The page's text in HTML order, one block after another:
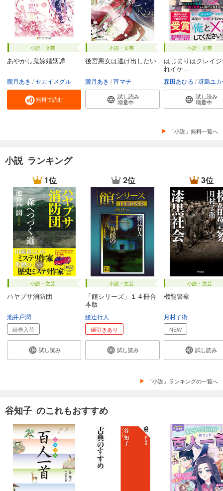
小説・文芸
あやかし鬼嫁婚姻譚
朧月あき セカイメグル
無料で読む
小説・文芸
後宮悪女は逃げ出したい
朧月あき 宵マチ
試し読み
増量中
小説・文芸
はじまりはクレイ
れイケ...
森田あひる 冴島ユ
試し読み
増量中
「小説」無料一覧へ
小説 ランキング
1位
小説・文芸
ハヤブサ消防団
池井戸潤
続巻入荷
試し読み
2位
小説・文芸
「館シリーズ」１４冊合
本版
綾辻行人
値引きあり
試し読み
3位
小説・文芸
機龍警察
月村了衛
NEW
試し読み
「小説」ランキングの一覧へ
谷知子 のこれもおすすめ